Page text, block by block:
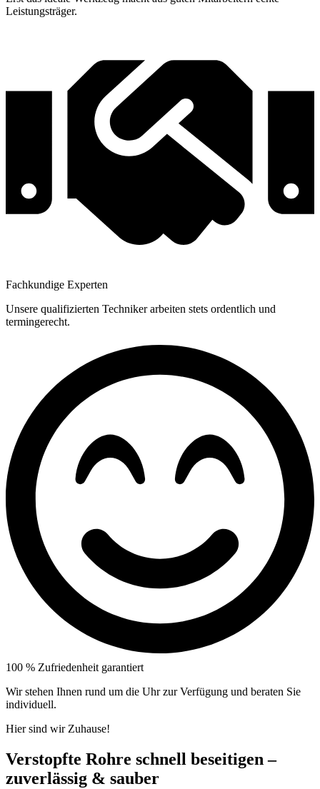
Leistungsträger.
Fachkundige Experten
Unsere qualifizierten Techniker arbeiten stets ordentlich und
termingerecht.
100 % Zufriedenheit garantiert
Wir stehen Ihnen rund um die Uhr zur Verfügung und beraten Sie
individuell.
Hier sind wir Zuhause!
Verstopfte Rohre schnell beseitigen –
zuverlässig & sauber